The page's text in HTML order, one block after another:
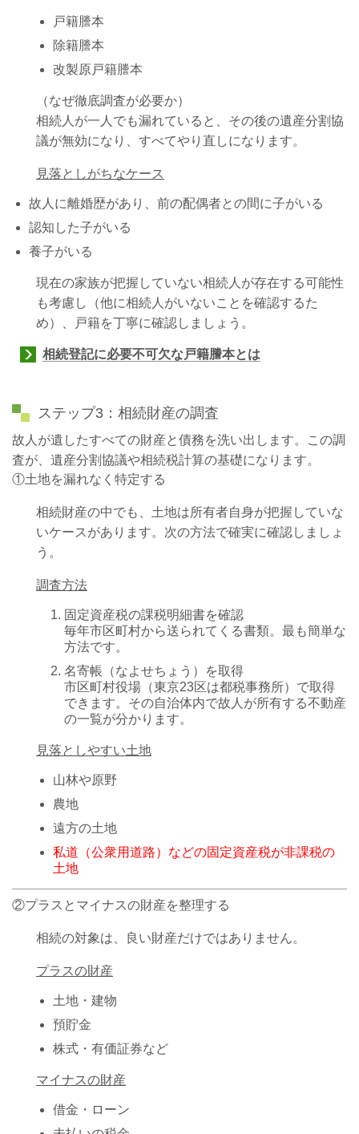
戸籍謄本
除籍謄本
改製原戸籍謄本
（なぜ徹底調査が必要か）
相続人が一人でも漏れていると、その後の遺産分割協
議が無効になり、すべてやり直しになります。
見落としがちなケース
故人に離婚歴があり、前の配偶者との間に子がいる
認知した子がいる
養子がいる
現在の家族が把握していない相続人が存在する可能性
も考慮し（他に相続人がいないことを確認するた
め）、戸籍を丁寧に確認しましょう。
相続登記に必要不可欠な戸籍謄本とは
ステップ3：相続財産の調査
故人が遺したすべての財産と債務を洗い出します。この調
査が、遺産分割協議や相続税計算の基礎になります。
①土地を漏れなく特定する
相続財産の中でも、土地は所有者自身が把握していな
いケースがあります。次の方法で確実に確認しましょ
う。
調査方法
固定資産税の課税明細書を確認
毎年市区町村から送られてくる書類。最も簡単な
方法です。
名寄帳（なよせちょう）を取得
市区町村役場（東京23区は都税事務所）で取得
できます。その自治体内で故人が所有する不動産
の一覧が分かります。
見落としやすい土地
山林や原野
農地
遠方の土地
私道（公衆用道路）などの固定資産税が非課税の
土地
②プラスとマイナスの財産を整理する
相続の対象は、良い財産だけではありません。
プラスの財産
土地・建物
預貯金
株式・有価証券など
マイナスの財産
借金・ローン